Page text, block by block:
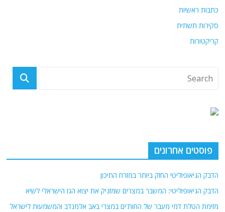
כתבות ראשיות
סקירות תשתית
קריקטורות
פוסטים אחרונים
הדבק הגיאופוליטי החזק ביותר במזרח התיכון
הדבק הגיאופוליטי: המשבר במצרים שמזניק את יצוא הגז הישראלי לשיא
מזימת הטלת דמי מעבר של החות'ים במצרי באב אלמנדב והמשמעות לישראל